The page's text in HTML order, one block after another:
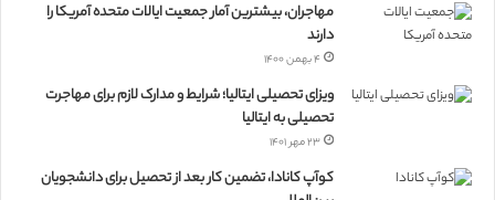
مهاجران، بیشترین آمار جمعیت ایالات متحده آمریکا را
دارند
۴ بهمن ۱۴۰۰
ویزای تحصیلی ایتالیا؛ شرایط و مدارک لازم برای مهاجرت
تحصیلی به ایتالیا
۲۳ مهر ۱۴۰۱
کوآپ کانادا، تضمین کار بعد از تحصیل برای دانشجویان